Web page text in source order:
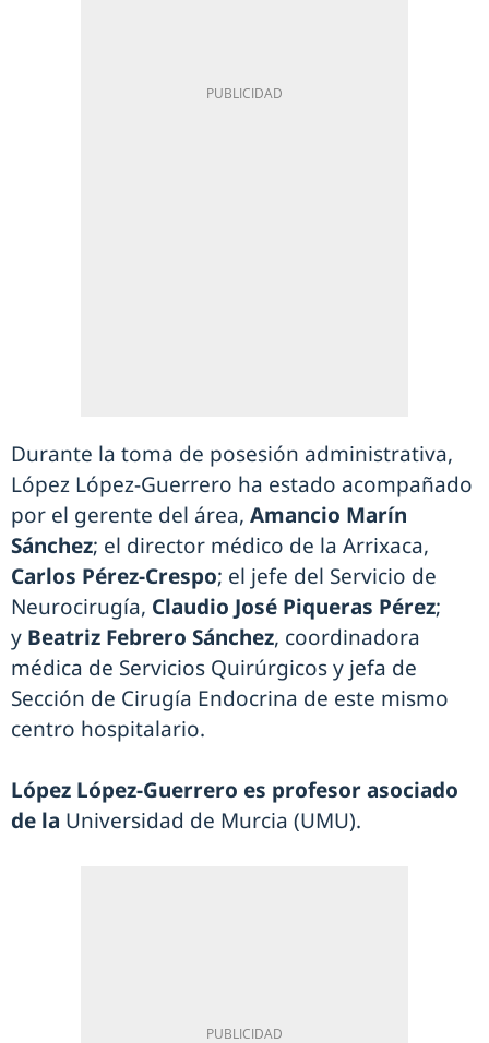
Durante la toma de posesión administrativa,
López López-Guerrero ha estado acompañado
por el gerente del área, Amancio Marín
Sánchez; el director médico de la Arrixaca,
Carlos Pérez-Crespo; el jefe del Servicio de
Neurocirugía, Claudio José Piqueras Pérez;
y Beatriz Febrero Sánchez, coordinadora
médica de Servicios Quirúrgicos y jefa de
Sección de Cirugía Endocrina de este mismo
centro hospitalario.
López López-Guerrero es profesor asociado
de la Universidad de Murcia (UMU).